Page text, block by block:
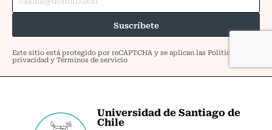
Universidad de Santiago de
Chile